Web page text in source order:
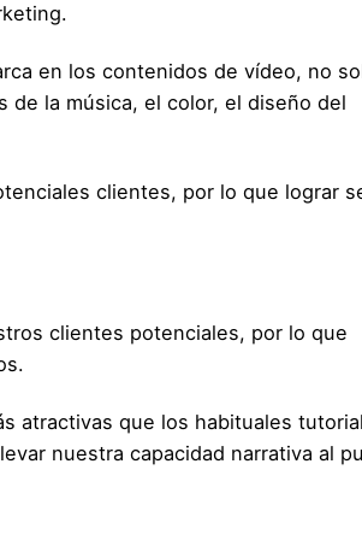
en los contenidos de vídeo, no
de la música, el color, el diseño del
clientes, por lo que lograr
clientes potenciales, por lo que
atractivas que los habituales
nuestra capacidad narrativa al